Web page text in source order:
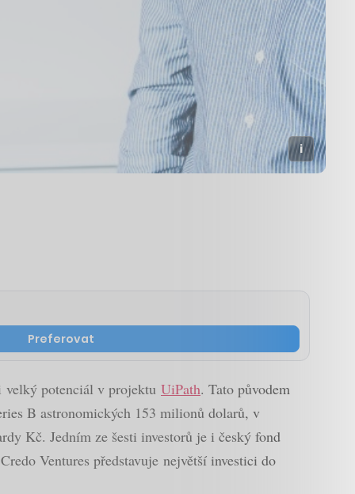
Preferovat
velký potenciál v projektu UiPath. Tato původem
B astronomických 153 milionů dolarů, v
Kč. Jedním ze šesti investorů je i český fond
Ventures představuje největší investici do